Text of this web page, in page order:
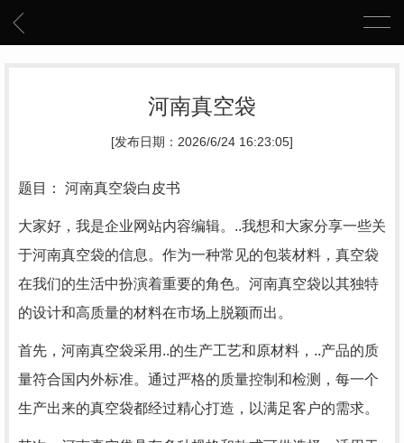
河南真空袋
[发布日期：2026/6/24 16:23:05]
题目： 河南真空袋白皮书
大家好，我是企业网站内容编辑。..我想和大家分享一些关
于河南真空袋的信息。作为一种常见的包装材料，真空袋
在我们的生活中扮演着重要的角色。河南真空袋以其独特
的设计和高质量的材料在市场上脱颖而出。
首先，河南真空袋采用..的生产工艺和原材料，..产品的质
量符合国内外标准。通过严格的质量控制和检测，每一个
生产出来的真空袋都经过精心打造，以满足客户的需求。